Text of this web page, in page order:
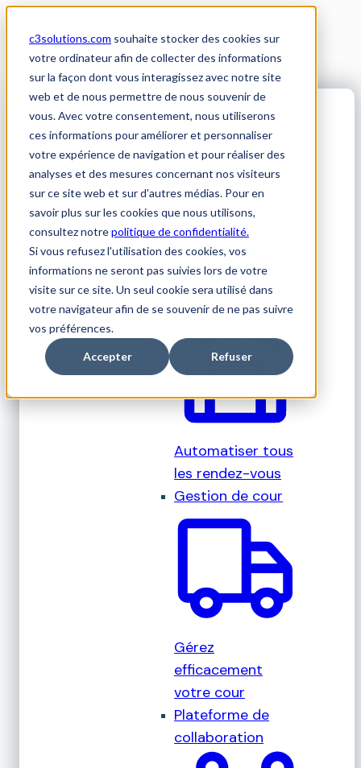
c3solutions.com souhaite stocker des cookies sur
votre ordinateur afin de collecter des informations
sur la façon dont vous interagissez avec notre site
web et de nous permettre de nous souvenir de
vous. Avec votre consentement, nous utiliserons
ces informations pour améliorer et personnaliser
votre expérience de navigation et pour réaliser des
analyses et des mesures concernant nos visiteurs
sur ce site web et sur d'autres médias. Pour en
savoir plus sur les cookies que nous utilisons,
consultez notrepolitique de confidentialité.
Si vous refusez l'utilisation des cookies, vos
informations ne seront pas suivies lors de votre
visite sur ce site. Un seul cookie sera utilisé dans
votre navigateur afin de se souvenir de ne pas suivre
vos préférences.
Accepter Refuser
Solutions
Solutions
Gestion de
rendez-vous aux
quais
Automatiser tous
les rendez-vous
Gestion de cour
Gérez
efficacement
votre cour
Plateforme de
collaboration